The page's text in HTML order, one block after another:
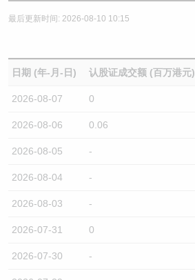
最后更新时间: 2026-08-10 10:15
日期 (年-月-日) 认股证成交额 (百万港元)
2026-08-07 0
2026-08-06 0.06
2026-08-05 -
2026-08-04 -
2026-08-03 -
2026-07-31 0
2026-07-30 -